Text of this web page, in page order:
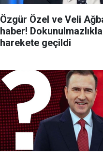
Özgür Özel ve Veli
haber!
harekete geçildi